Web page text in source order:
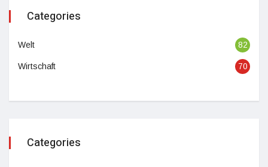
Categories
Welt 82
Wirtschaft 70
Categories